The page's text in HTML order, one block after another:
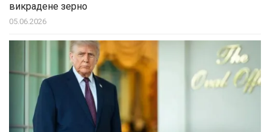
викрадене зерно
05.06.2026